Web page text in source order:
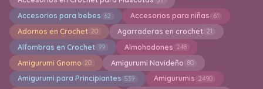
Accesorios para bebes 62 Accesorios para niñas 61
Adornos en Crochet 20 Agarraderas en crochet 21
Alfombras en Crochet 99 Almohadones 248
Amigurumi Gnomo 20 Amigurumi Navideño 80
Amigurumi para Principiantes 539 Amigurumis 2490